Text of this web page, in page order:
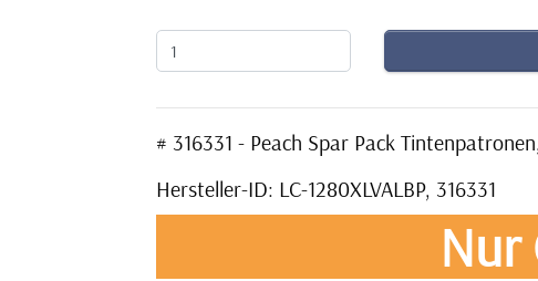
# 316331 - Peach Spar Pack
Hersteller-ID: LC-1280XLVALBP, 316331
Nur